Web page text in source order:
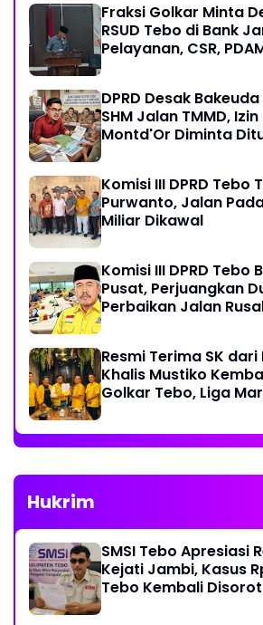
Fraksi Golkar Minta
RSUD Tebo di Bank
Pelayanan, CSR,
DPRD Desak
SHM Jalan TMMD,
Montd'Or Diminta
Komisi III DPRD Tebo
Purwanto, Jalan
Miliar Dikawal
Komisi III DPRD Tebo
Pusat, Perjuangkan
Perbaikan Jalan
Resmi Terima SK
Khalis Mustiko
Golkar Tebo, Liga
Hukrim
SMSI Tebo Apresiasi
Kejati Jambi, Kasus
Tebo Kembali Disorot